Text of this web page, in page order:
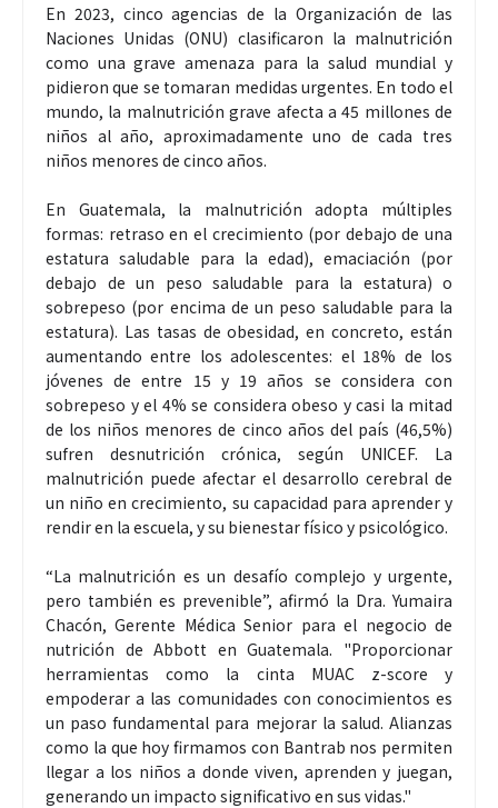
En 2023, cinco agencias de la Organización de las
Naciones Unidas (ONU) clasificaron la malnutrición
como una grave amenaza para la salud mundial y
pidieron que se tomaran medidas urgentes. En todo el
mundo, la malnutrición grave afecta a 45 millones de
niños al año, aproximadamente uno de cada tres
niños menores de cinco años.
En Guatemala, la malnutrición adopta múltiples
formas: retraso en el crecimiento (por debajo de una
estatura saludable para la edad), emaciación (por
debajo de un peso saludable para la estatura) o
sobrepeso (por encima de un peso saludable para la
estatura). Las tasas de obesidad, en concreto, están
aumentando entre los adolescentes: el 18% de los
jóvenes de entre 15 y 19 años se considera con
sobrepeso y el 4% se considera obeso y casi la mitad
de los niños menores de cinco años del país (46,5%)
sufren desnutrición crónica, según UNICEF. La
malnutrición puede afectar el desarrollo cerebral de
un niño en crecimiento, su capacidad para aprender y
rendir en la escuela, y su bienestar físico y psicológico.
“La malnutrición es un desafío complejo y urgente,
pero también es prevenible”, afirmó la Dra. Yumaira
Chacón, Gerente Médica Senior para el negocio de
nutrición de Abbott en Guatemala. "Proporcionar
herramientas como la cinta MUAC z-score y
empoderar a las comunidades con conocimientos es
un paso fundamental para mejorar la salud. Alianzas
como la que hoy firmamos con Bantrab nos permiten
llegar a los niños a donde viven, aprenden y juegan,
generando un impacto significativo en sus vidas."